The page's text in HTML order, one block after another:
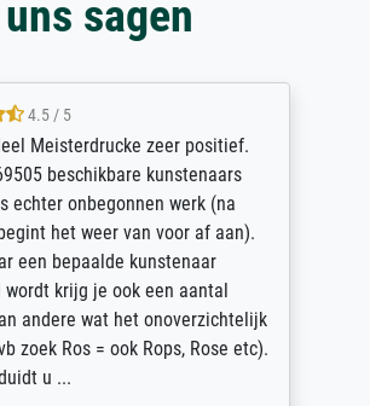
uns sagen
4.5 / 5
Meisterdrucke zeer positief.
beschikbare kunstenaars
echter onbegonnen werk (na
het weer van voor af aan).
een bepaalde kunstenaar
wordt krijg je ook een aantal
andere wat het onoverzichtelijk
zoek Ros = ook Rops, Rose etc).
u ...